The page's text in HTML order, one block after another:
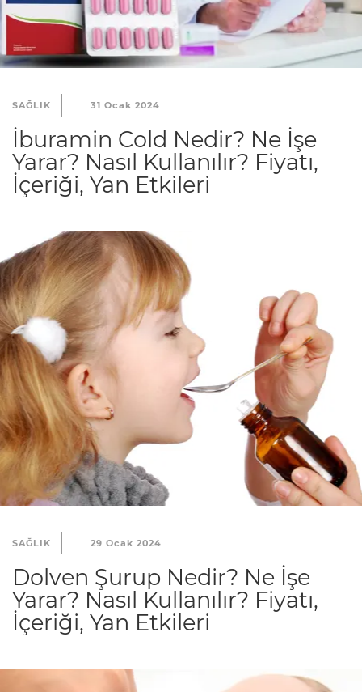
P
l
i
t
i
m
ı
z
SAĞLIK 31 Ocak 2024
İburamin Cold Nedir? Ne İşe
Yarar? Nasıl Kullanılır? Fiyatı,
İçeriği, Yan Etkileri
SAĞLIK 29 Ocak 2024
Dolven Şurup Nedir? Ne İşe
Yarar? Nasıl Kullanılır? Fiyatı,
İçeriği, Yan Etkileri